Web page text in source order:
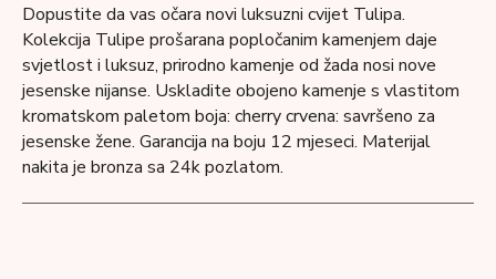
Dopustite da vas očara novi luksuzni cvijet Tulipa.
Kolekcija Tulipe prošarana popločanim kamenjem daje
svjetlost i luksuz, prirodno kamenje od žada nosi nove
jesenske nijanse. Uskladite obojeno kamenje s vlastitom
kromatskom paletom boja: cherry crvena: savršeno za
jesenske žene. Garancija na boju 12 mjeseci. Materijal
nakita je bronza sa 24k pozlatom.